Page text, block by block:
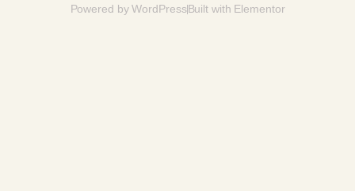
Powered by WordPressBuilt with Elementor